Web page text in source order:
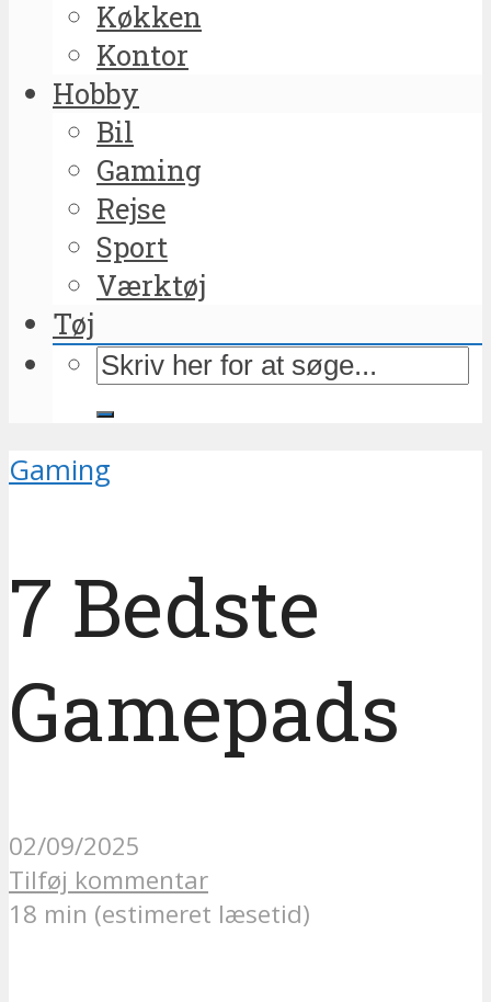
Køkken
Kontor
Hobby
Bil
Gaming
Rejse
Sport
Værktøj
Tøj
Gaming
7 Bedste
Gamepads
02/09/2025
Tilføj kommentar
18 min (estimeret læsetid)